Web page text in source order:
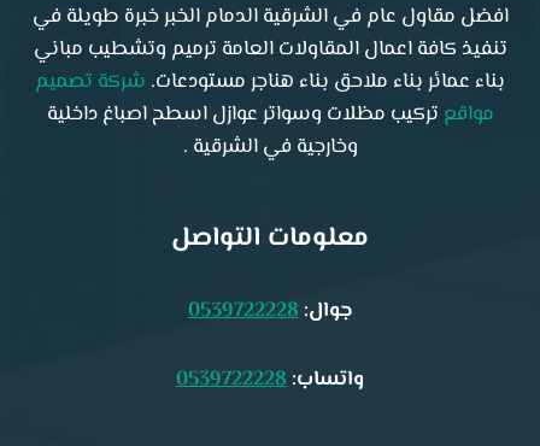
افضل مقاول عام في الشرقية الدمام الخبر خبرة طويلة في
تنفيذ كافة اعمال المقاولات العامة ترميم وتشطيب مباني
بناء عمائر بناء ملاحق بناء هناجر مستودعات. شركة تصميم
مواقع تركيب مظلات وسواتر عوازل اسطح اصباغ داخلية
وخارجية في الشرقية .
معلومات التواصل
جوال:0539722228
واتساب:0539722228